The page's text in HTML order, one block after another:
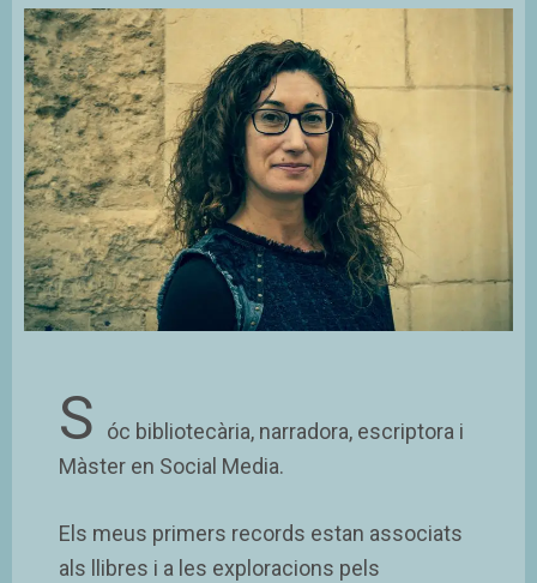
S
óc bibliotecària, narradora, escriptora i
Màster en Social Media.
Els meus primers records estan associats
als llibres i a les exploracions pels